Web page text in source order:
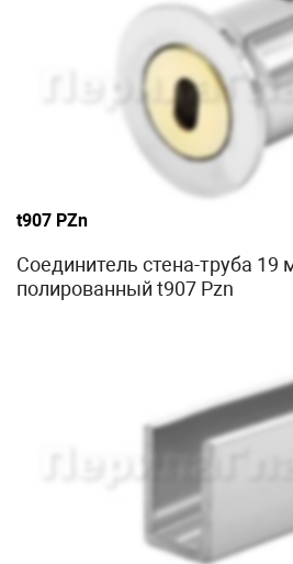
t907 PZn
Соединитель стена-труба 19
полированный t907 Pzn